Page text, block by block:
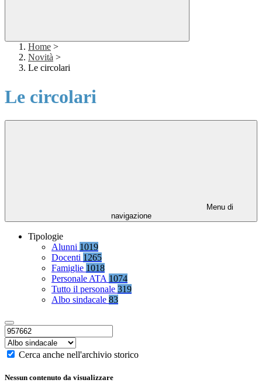
Home >
Novità >
Le circolari
Le circolari
Menu di
navigazione
Tipologie
Alunni 1019
Docenti 1265
Famiglie 1018
Personale ATA 1074
Tutto il personale 319
Albo sindacale 83
Cerca anche nell'archivio storico
Nessun contenuto da visualizzare